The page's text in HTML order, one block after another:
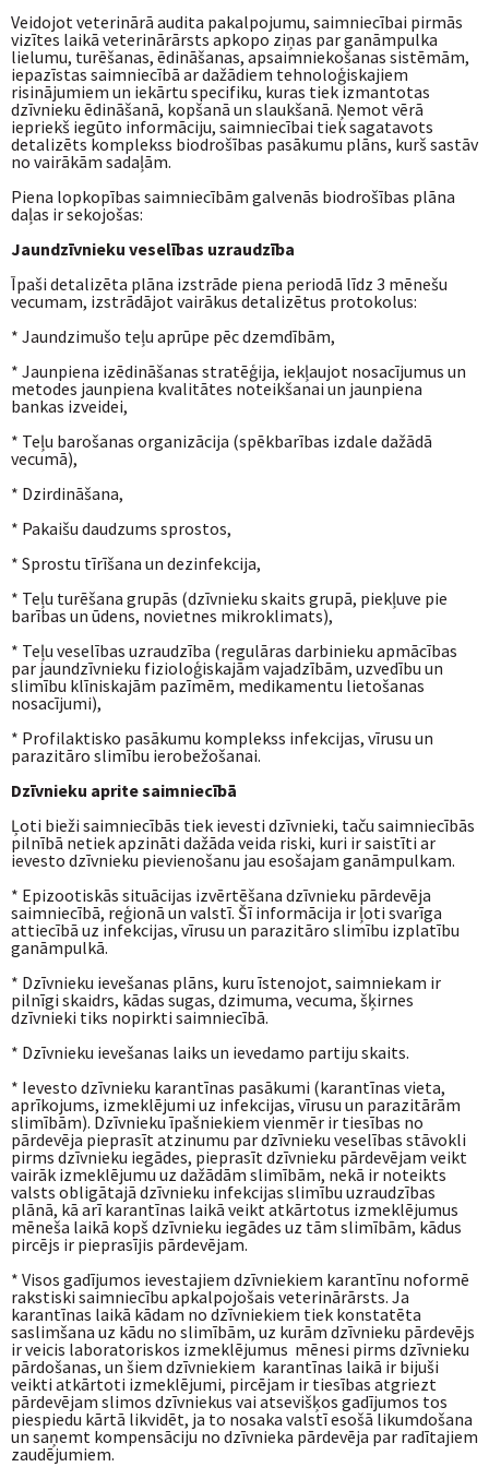
Veidojot veterinārā audita pakalpojumu, saimniecībai pirmās
vizītes laikā veterinārārsts apkopo ziņas par ganāmpulka
lielumu, turēšanas, ēdināšanas, apsaimniekošanas sistēmām,
iepazīstas saimniecībā ar dažādiem tehnoloģiskajiem
risinājumiem un iekārtu specifiku, kuras tiek izmantotas
dzīvnieku ēdināšanā, kopšanā un slaukšanā. Ņemot vērā
iepriekš iegūto informāciju, saimniecībai tiek sagatavots
detalizēts komplekss biodrošības pasākumu plāns, kurš sastāv
no vairākām sadaļām.
Piena lopkopības saimniecībām galvenās biodrošības plāna
daļas ir sekojošas:
Jaundzīvnieku veselības uzraudzība
Īpaši detalizēta plāna izstrāde piena periodā līdz 3 mēnešu
vecumam, izstrādājot vairākus detalizētus protokolus:
* Jaundzimušo teļu aprūpe pēc dzemdībām,
* Jaunpiena izēdināšanas stratēģija, iekļaujot nosacījumus un
metodes jaunpiena kvalitātes noteikšanai un jaunpiena
bankas izveidei,
* Teļu barošanas organizācija (spēkbarības izdale dažādā
vecumā),
* Dzirdināšana,
* Pakaišu daudzums sprostos,
* Sprostu tīrīšana un dezinfekcija,
* Teļu turēšana grupās (dzīvnieku skaits grupā, piekļuve pie
barības un ūdens, novietnes mikroklimats),
* Teļu veselības uzraudzība (regulāras darbinieku apmācības
par jaundzīvnieku fizioloģiskajām vajadzībām, uzvedību un
slimību klīniskajām pazīmēm, medikamentu lietošanas
nosacījumi),
* Profilaktisko pasākumu komplekss infekcijas, vīrusu un
parazitāro slimību ierobežošanai.
Dzīvnieku aprite saimniecībā
Ļoti bieži saimniecībās tiek ievesti dzīvnieki, taču saimniecībās
pilnībā netiek apzināti dažāda veida riski, kuri ir saistīti ar
ievesto dzīvnieku pievienošanu jau esošajam ganāmpulkam.
* Epizootiskās situācijas izvērtēšana dzīvnieku pārdevēja
saimniecībā, reģionā un valstī. Šī informācija ir ļoti svarīga
attiecībā uz infekcijas, vīrusu un parazitāro slimību izplatību
ganāmpulkā.
* Dzīvnieku ievešanas plāns, kuru īstenojot, saimniekam ir
pilnīgi skaidrs, kādas sugas, dzimuma, vecuma, šķirnes
dzīvnieki tiks nopirkti saimniecībā.
* Dzīvnieku ievešanas laiks un ievedamo partiju skaits.
* Ievesto dzīvnieku karantīnas pasākumi (karantīnas vieta,
aprīkojums, izmeklējumi uz infekcijas, vīrusu un parazitārām
slimībām). Dzīvnieku īpašniekiem vienmēr ir tiesības no
pārdevēja pieprasīt atzinumu par dzīvnieku veselības stāvokli
pirms dzīvnieku iegādes, pieprasīt dzīvnieku pārdevējam veikt
vairāk izmeklējumu uz dažādām slimībām, nekā ir noteikts
valsts obligātajā dzīvnieku infekcijas slimību uzraudzības
plānā, kā arī karantīnas laikā veikt atkārtotus izmeklējumus
mēneša laikā kopš dzīvnieku iegādes uz tām slimībām, kādus
pircējs ir pieprasījis pārdevējam.
* Visos gadījumos ievestajiem dzīvniekiem karantīnu noformē
rakstiski saimniecību apkalpojošais veterinārārsts. Ja
karantīnas laikā kādam no dzīvniekiem tiek konstatēta
saslimšana uz kādu no slimībām, uz kurām dzīvnieku pārdevējs
ir veicis laboratoriskos izmeklējumus mēnesi pirms dzīvnieku
pārdošanas, un šiem dzīvniekiem karantīnas laikā ir bijuši
veikti atkārtoti izmeklējumi, pircējam ir tiesības atgriezt
pārdevējam slimos dzīvniekus vai atsevišķos gadījumos tos
piespiedu kārtā likvidēt, ja to nosaka valstī esošā likumdošana
un saņemt kompensāciju no dzīvnieka pārdevēja par radītajiem
zaudējumiem.